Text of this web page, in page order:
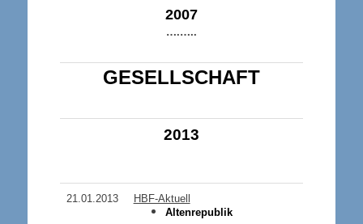
2007
….…..
GESELLSCHAFT
2013
21.01.2013
HBF-Aktuell
Altenrepublik